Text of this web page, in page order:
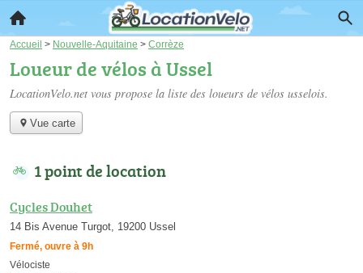
Accueil > Nouvelle-Aquitaine > Corrèze
Loueur de vélos à Ussel
LocationVelo.net vous propose la liste des loueurs de vélos usselois.
Vue carte
1 point de location
Cycles Douhet
14 Bis Avenue Turgot, 19200 Ussel
Fermé, ouvre à 9h
Vélociste